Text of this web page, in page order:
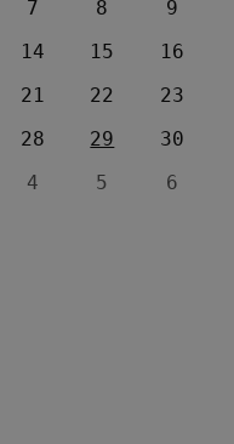
7 8
9
14 15
16
21 22
23
28 29
30
4 5 6